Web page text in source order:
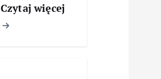
Czytaj więcej